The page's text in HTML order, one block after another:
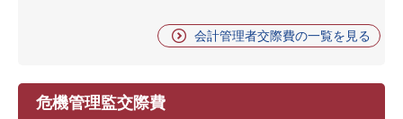
会計管理者交際費の一覧を見る
危機管理監交際費